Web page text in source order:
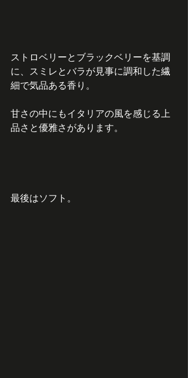
ストロベリーとブラックベリーを基調
に、スミレとバラが見事に調和した繊
細で気品ある香り。
甘さの中にもイタリアの風を感じる上
品さと優雅さがあります。
最後はソフト。